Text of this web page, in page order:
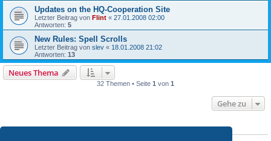
Updates on the HQ-Cooperation Site
Letzter Beitrag von Flint « 27.01.2008 02:00
Antworten: 5
New Rules: Spell Scrolls
Letzter Beitrag von slev « 18.01.2008 21:02
Antworten: 13
Neues Thema
32 Themen • Seite 1 von 1
Gehe zu